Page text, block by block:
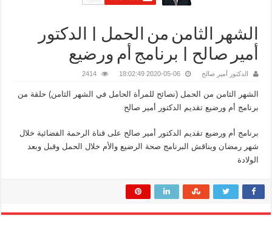
الشهر الثامن من الحمل | الدكتور
أمير صالح | برنامج أم ورضيع
الدكتور أمير صالح 2020-05-06 18:02:49
2414
الشهر الثامن من الحمل (نصائح للمرأة الحامل في الشهر الثامن) حلقة من
برنامج أم ورضيع تقديم الدكتور أمير صالح
برنامج أم ورضيع تقديم الدكتور أمير صالح على قناة الرحمة الفضائية خلال
شهر رمضان ويناقش البرنامج صحة الرضيع والأم خلال الحمل وقبل وبعد
الولادة